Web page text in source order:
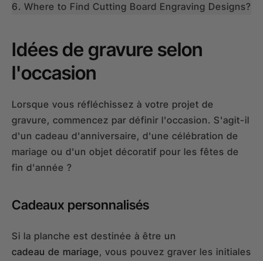
Where to Find Cutting Board Engraving Designs?
Idées de gravure selon
l'occasion
Lorsque vous réfléchissez à votre projet de
gravure, commencez par définir l'occasion. S'agit-il
d'un cadeau d'anniversaire, d'une célébration de
mariage ou d'un objet décoratif pour les fêtes de
fin d'année ?
Cadeaux personnalisés
Si la planche est destinée à être un
cadeau de mariage, vous pouvez graver les initiales